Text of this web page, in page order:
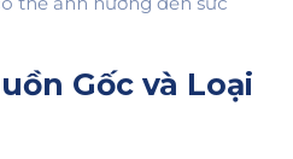
Gốc và Loại